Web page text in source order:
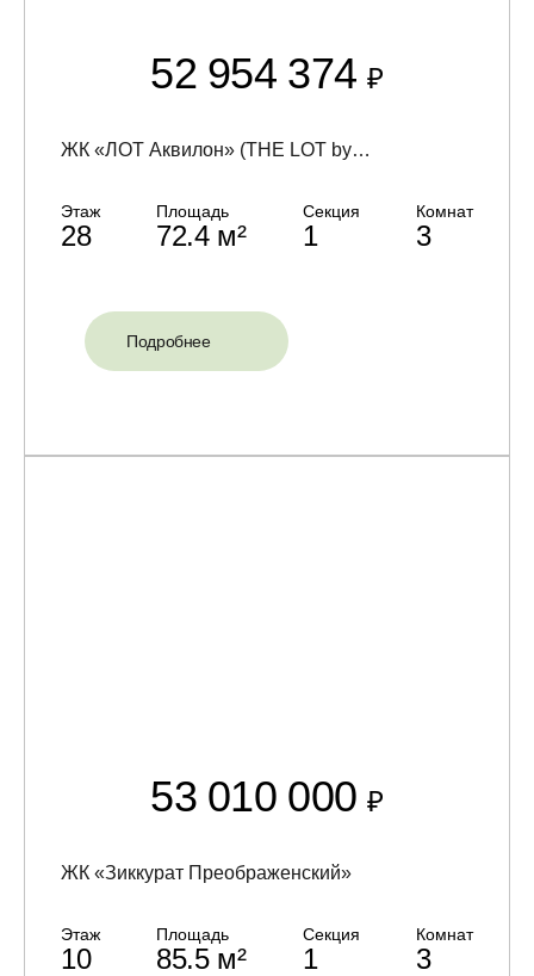
52 954 374₽
ЖК «ЛОТ Аквилон» (THE LOT by Akvilon)
Этаж
28
Площадь
72.4 м²
Секция
1
Комнат
3
Подробнее
53 010 000₽
ЖК «Зиккурат Преображенский»
Этаж
10
Площадь
85.5 м²
Секция
1
Комнат
3